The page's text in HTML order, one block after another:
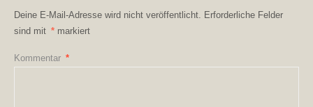
Deine E-Mail-Adresse wird nicht veröffentlicht. Erforderliche Felder
sind mit * markiert
Kommentar *